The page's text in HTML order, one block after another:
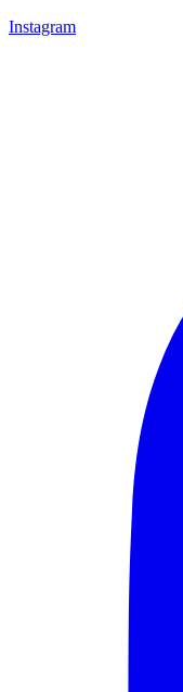
Instagram